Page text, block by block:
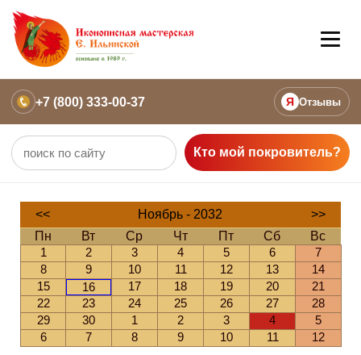
+7 (800) 333-00-37 Я Отзывы
Кто мой покровитель?
<< Ноябрь - 2032
>>
Пн
Вт Ср Чт Пт Сб
Вс
1
2 3 4 5 6
7
8
9 10 11 12 13
14
15
16 17 18 19 20
21
22
23 24 25 26 27
28
29
30 1 2 3 4
5
6
7 8 9 10 11 12